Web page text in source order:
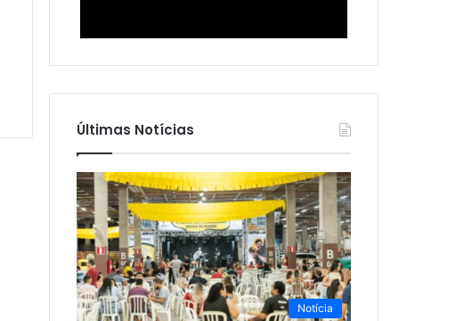
Últimas Notícias
Notícia